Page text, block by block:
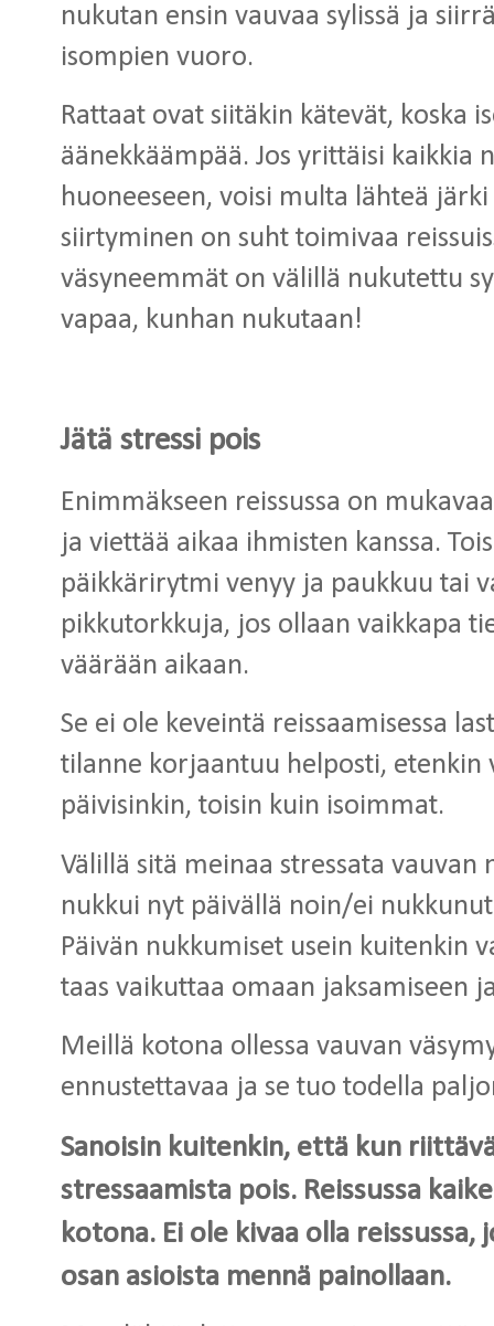
nukutan ensin vauvaa sylissä ja
isompien vuoro.
Rattaat ovat siitäkin kätevät, koska
äänekkäämpää. Jos yrittäisi kaikkia
huoneeseen, voisi multa lähteä
siirtyminen on suht toimivaa
väsyneemmät on välillä nukutettu
vapaa, kunhan nukutaan!
Jätä stressi pois
Enimmäkseen reissussa on
ja viettää aikaa ihmisten kanssa.
päikkärirytmi venyy ja paukkuu tai
pikkutorkkuja, jos ollaan vaikkapa
väärään aikaan.
Se ei ole keveintä reissaamisessa
tilanne korjaantuu helposti, etenkin
päivisinkin, toisin kuin isoimmat.
Välillä sitä meinaa stressata vauvan
nukkui nyt päivällä noin/ei
Päivän nukkumiset usein kuitenkin
taas vaikuttaa omaan jaksamiseen
Meillä kotona ollessa vauvan
ennustettavaa ja se tuo todella
Sanoisin kuitenkin, että kun
stressaamista pois. Reissussa
kotona. Ei ole kivaa olla
osan asioista mennä painollaan.